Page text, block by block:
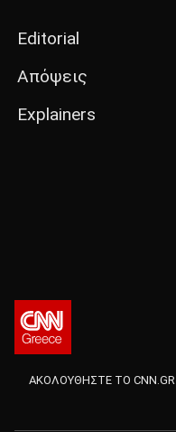
Editorial
Απόψεις
Explainers
ΑΚΟΛΟΥΘΗΣΤΕ ΤΟ CNN.GR